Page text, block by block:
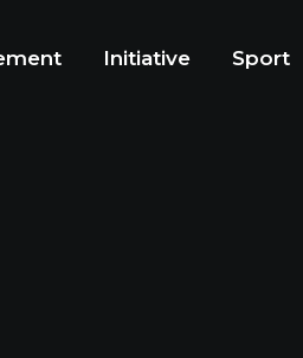
Initiative Sport